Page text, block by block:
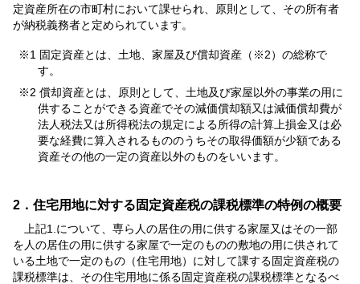
定資産所在の市町村において課せられ、原則として、その所有者
が納税義務者と定められています。
※1 固定資産とは、土地、家屋及び償却資産（※2）の総称で
す。
※2 償却資産とは、原則として、土地及び家屋以外の事業の用に
供することができる資産でその減価償却額又は減価償却費が
法人税法又は所得税法の規定による所得の計算上損金又は必
要な経費に算入されるもののうちその取得価額が少額である
資産その他の一定の資産以外のものをいいます。
2．住宅用地に対する固定資産税の課税標準の特例の概要
上記1.について、専ら人の居住の用に供する家屋又はその一部
を人の居住の用に供する家屋で一定のものの敷地の用に供されて
いる土地で一定のもの（住宅用地）に対して課する固定資産税の
課税標準は、その住宅用地に係る固定資産税の課税標準となるべ